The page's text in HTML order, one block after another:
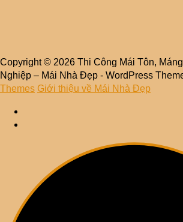
Copyright © 2026 Thi Công Mái Tôn,
Nghiệp – Mái Nhà Đẹp - WordPress
Themes Giới thiệu về Mái Nhà Đẹp